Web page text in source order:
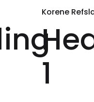
Korene
1